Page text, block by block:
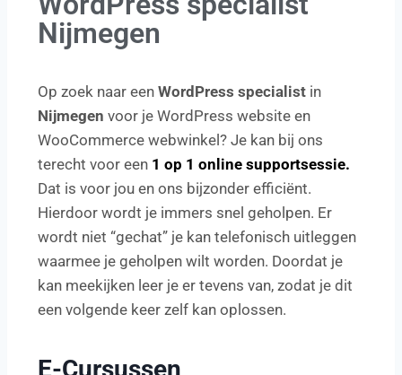
Nijmegen
Op zoek naar een WordPress specialist in
Nijmegen voor je WordPress website en
WooCommerce webwinkel? Je kan bij ons
terecht voor een 1 op 1 online supportsessie.
Dat is voor jou en ons bijzonder efficiënt.
Hierdoor wordt je immers snel geholpen. Er
wordt niet “gechat” je kan telefonisch uitleggen
waarmee je geholpen wilt worden. Doordat je
kan meekijken leer je er tevens van, zodat je dit
een volgende keer zelf kan oplossen.
E-Cursussen